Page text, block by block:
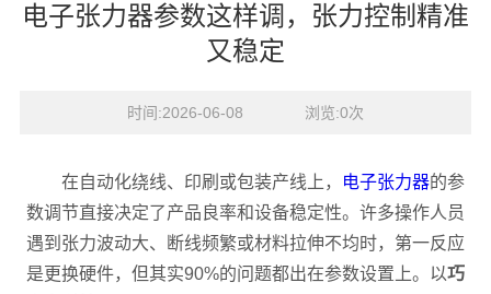
电子张力器参数这样调，张力控制精准
又稳定
时间:2026-06-08    浏览:0次
在自动化绕线、印刷或包装产线上， 电子张力器的参
数调节直接决定了产品良率和设备稳定性。许多操作人员
遇到张力波动大、断线频繁或材料拉伸不均时，第一反应
是更换硬件，但其实90%的问题都出在参数设置上。以巧